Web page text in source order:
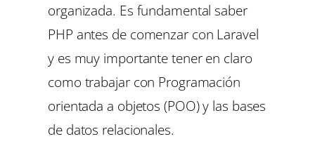
organizada. Es fundamental saber
PHP antes de comenzar con Laravel
y es muy importante tener en claro
como trabajar con Programación
orientada a objetos (POO) y las bases
de datos relacionales.